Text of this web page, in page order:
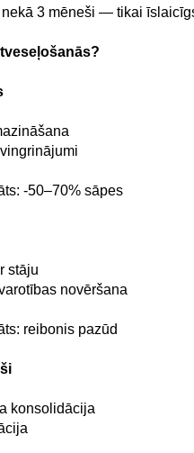
3 mēneši — tikai
-50–70% sāpes
stāju
novēršana
reibonis pazūd
konsolidācija